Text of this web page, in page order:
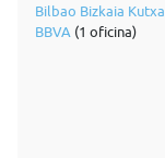
Bilbao Bizkaia Kutxa
BBVA (1 oficina)